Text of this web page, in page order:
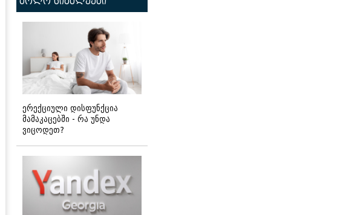
ერექციული დისფუნქცია
მამაკაცებში - რა უნდა
ვიცოდეთ?